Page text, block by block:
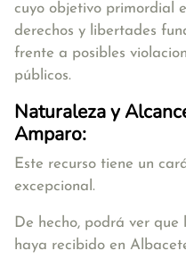
cuyo objetivo primordial
derechos y libertades
frente a posibles
públicos.
Naturaleza y
Amparo:
Este recurso tiene un
excepcional.
De hecho, podrá ver
haya recibido en